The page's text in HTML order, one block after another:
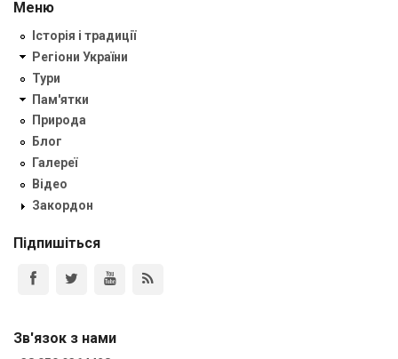
Меню
Історія і традиції
Регіони України
Тури
Пам'ятки
Природа
Блог
Галереї
Відео
Закордон
Підпишіться
Зв'язок з нами